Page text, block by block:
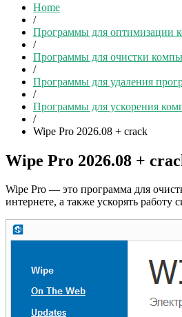
Home
/
Программы для оптимизации
/
Программы для очистки
/
Программы для удаления
/
Программы для ускорения
/
Wipe Pro 2026.08 + crack
Wipe Pro 2026.08 +
Wipe Pro — это программа для
интернете, а также ускорять